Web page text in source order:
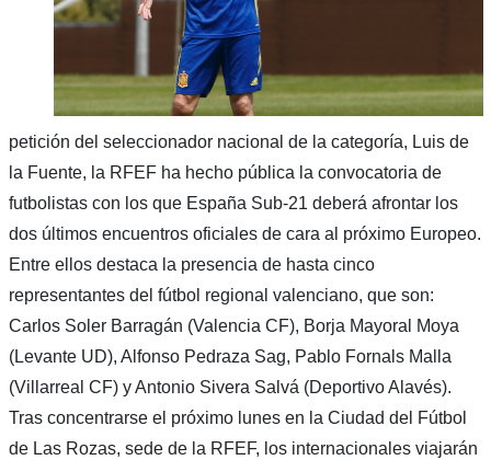
petición del seleccionador nacional de la categoría, Luis de
la Fuente, la RFEF ha hecho pública la convocatoria de
futbolistas con los que España Sub-21 deberá afrontar los
dos últimos encuentros oficiales de cara al próximo Europeo.
Entre ellos destaca la presencia de hasta cinco
representantes del fútbol regional valenciano, que son:
Carlos Soler Barragán (Valencia CF), Borja Mayoral Moya
(Levante UD), Alfonso Pedraza Sag, Pablo Fornals Malla
(Villarreal CF) y Antonio Sivera Salvá (Deportivo Alavés).
Tras concentrarse el próximo lunes en la Ciudad del Fútbol
de Las Rozas, sede de la RFEF, los internacionales viajarán